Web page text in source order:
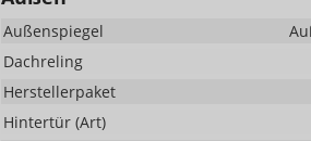
Außenspiegel
Dachreling
Herstellerpaket
Hintertür (Art)